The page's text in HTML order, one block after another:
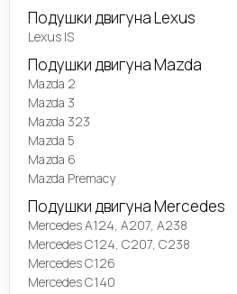
Подушки двигуна Lexus
Lexus IS
Подушки двигуна Mazda
Mazda 2
Mazda 3
Mazda 323
Mazda 5
Mazda 6
Mazda Premacy
Подушки двигуна Mercedes
Mercedes A124, A207, A238
Mercedes C124, C207, C238
Mercedes C126
Mercedes C140